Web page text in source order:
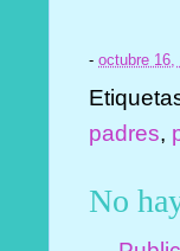
-octubre 16,
padres,
No